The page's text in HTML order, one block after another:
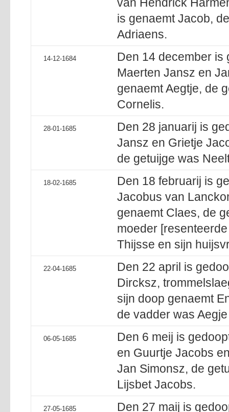
is genaemt Jacob,
Adriaens.
14-12-1684
Den 14 december is
Maerten Jansz en
genaemt Aegtje, de
Cornelis.
28-01-1685
Den 28 januarij is
Jansz en Grietje
de getuijge was
18-02-1685
Den 18 februarij is
Jacobus van
genaemt Claes, de
moeder
Thijsse en sijn
22-04-1685
Den 22 april is
Dircksz,
sijn doop genaemt
de vadder was
06-05-1685
Den 6 meij is
en Guurtje Jacobs
Jan Simonsz, de
Lijsbet Jacobs.
27-05-1685 Den 27 maij is